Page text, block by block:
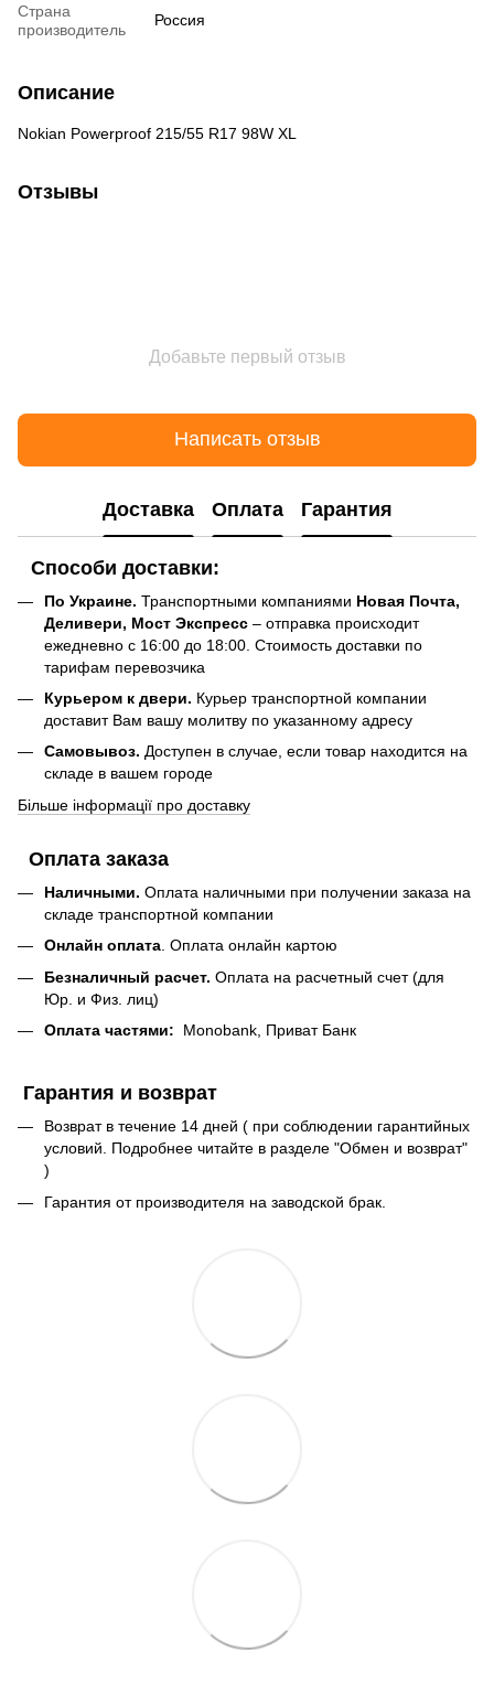
Страна
производитель
Россия
Описание
Nokian Powerproof 215/55 R17 98W XL
Отзывы
Добавьте первый отзыв
Написать отзыв
Доставка Оплата Гарантия
Способи доставки:
По Украине. Транспортными компаниями Новая Почта,
Деливери, Мост Экспресс – отправка происходит
ежедневно с 16:00 до 18:00. Стоимость доставки по
тарифам перевозчика
Курьером к двери. Курьер транспортной компании
доставит Вам вашу молитву по указанному адресу
Самовывоз. Доступен в случае, если товар находится на
складе в вашем городе
Більше інформації про доставку
Оплата заказа
Наличными. Оплата наличными при получении заказа на
складе транспортной компании
Онлайн оплата . Оплата онлайн картою
Безналичный расчет. Оплата на расчетный счет (для
Юр. и Физ. лиц)
Оплата частями: Monobank, Приват Банк
Гарантия и возврат
Возврат в течение 14 дней ( при соблюдении гарантийных
условий. Подробнее читайте в разделе "Обмен и возврат"
)
Гарантия от производителя на заводской брак.